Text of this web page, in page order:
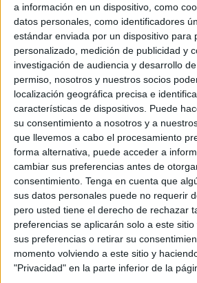
a información en un dispositivo, como
datos personales, como identificadores
estándar enviada por un dispositivo para
personalizado, medición de publicidad y
investigación de audiencia y desarrollo de
permiso, nosotros y nuestros socios
localización geográfica precisa e
características de dispositivos. Puede
su consentimiento a nosotros y a
que llevemos a cabo el procesamiento
forma alternativa, puede acceder a
cambiar sus preferencias antes de
consentimiento. Tenga en cuenta que
sus datos personales puede no requerir
pero usted tiene el derecho de rechazar
preferencias se aplicarán solo a este
sus preferencias o retirar su
momento volviendo a este sitio y
"Privacidad" en la parte inferior de la
Migueláñez donará dinero a la
Theodora por cada visita a su
pack solidario de sus caramelos
La empresa de dulces y confitería Migueláñez, ha
solidaria a beneficio de los niños hospitalizados. En
10 céntimos por cada ‘jellypack solidario’ que venda,
Doctores Sonrisas (artistas profesionales) a los niños
Estos productos solidario se distinguen porque en su
palabras ‘jellypack solidario’, los logos de
Theodora y la cifra ‘0,10 euros’. Esta edición estará a
el próximo día 6 de diciembre .
La campaña se completa con un spot que a través de
anuncio a través de correo electrónico, redes sociales